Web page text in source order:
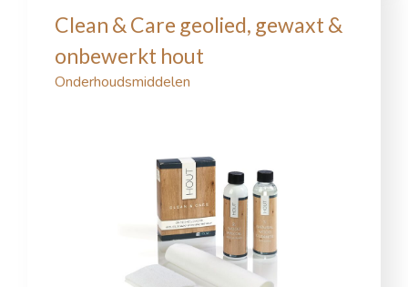
Clean & Care geolied, gewaxt &
onbewerkt hout
Onderhoudsmiddelen